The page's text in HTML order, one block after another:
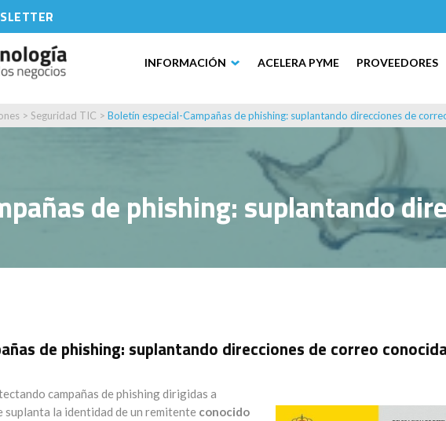
INFORMACIÓN ACELERA PYME PROVEEDORES
> Seguridad TIC > Boletín especial-Campañas de phishing: suplantando direcciones de
de phishing: suplantando
de phishing: suplantando direcciones de correo
campañas de phishing dirigidas a
suplanta la identidad de un remitente conocido